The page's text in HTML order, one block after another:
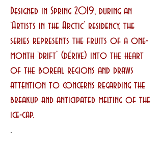
Designed in Spring 2019, during an
‘Artists in the Arctic’ residency, the
series represents the fruits of a one-
month ‘drift’ (dérive) into the heart
of the boreal regions and draws
attention to concerns regarding the
breakup and anticipated melting of the
ice-cap.
.